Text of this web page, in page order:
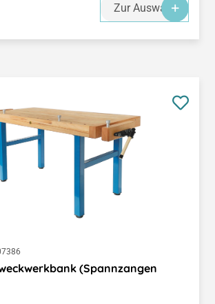
Zur Auswahl
(Spannzangen